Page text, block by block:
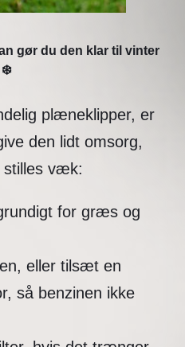
gør du den klar til vinter
❄️
plæneklipper, er
den lidt omsorg,
stilles væk:
for græs og
eller tilsæt en
så benzinen ikke